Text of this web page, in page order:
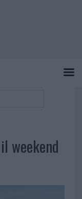
weekend